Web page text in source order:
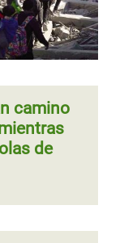
camino
de